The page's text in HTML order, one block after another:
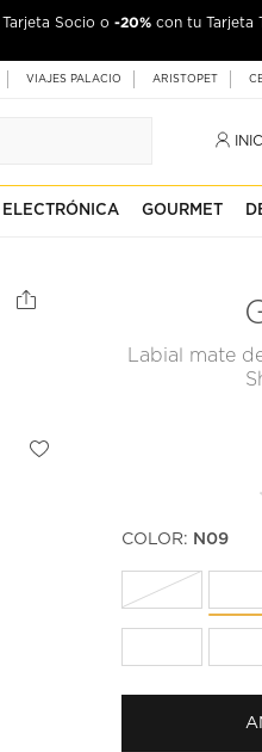
Socio o -20% con tu Tarjeta
VIAJES PALACIO ARISTOPET
ELECTRÓNICA GOURMET
Labial mate
COLOR: N09